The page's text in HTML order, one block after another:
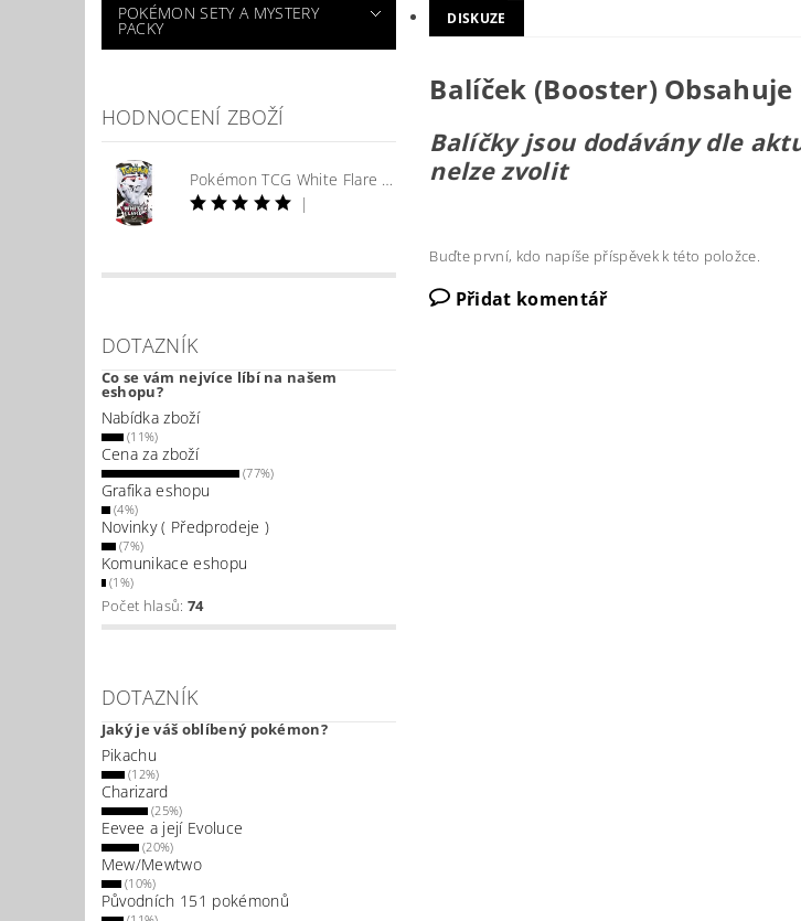
POKÉMON SETY A MYSTERY
PACKY
HODNOCENÍ ZBOŽÍ
Pokémon TCG White Flare Booster
|
DOTAZNÍK
Co se vám nejvíce líbí na našem
eshopu?
Nabídka zboží
(11%)
Cena za zboží
(77%)
Grafika eshopu
(4%)
Novinky ( Předprodeje )
(7%)
Komunikace eshopu
(1%)
Počet hlasů: 74
DOTAZNÍK
Jaký je váš oblíbený pokémon?
Pikachu
(12%)
Charizard
(25%)
Eevee a její Evoluce
(20%)
Mew/Mewtwo
(10%)
Původních 151 pokémonů
DISKUZE
Balíček (Booster)
Balíčky jsou dodávány dle
nelze zvolit
Buďte první, kdo napíše příspěvek k této položce.
Přidat komentář